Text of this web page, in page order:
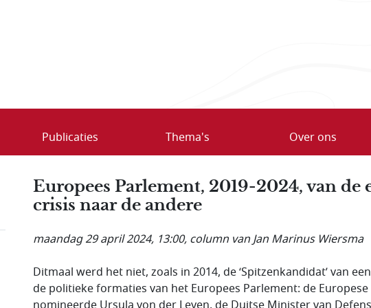
Publicaties Thema's Over ons
Europees Parlement, 2019-2024, van de
crisis naar de andere
maandag 29 april 2024, 13:00, column van Jan Marinus Wiersma
Ditmaal werd het niet, zoals in 2014, de ‘Spitzenkandidat’ van
de politieke formaties van het Europees Parlement: de Europese